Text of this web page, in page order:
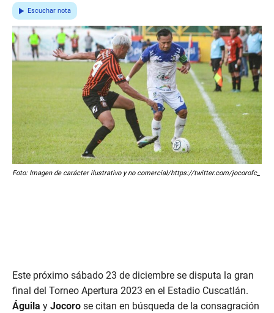
Escuchar nota
Foto: Imagen de carácter ilustrativo y no comercial/https://twitter.com/jocorofc_
Este próximo sábado 23 de diciembre se disputa la gran
final del Torneo Apertura 2023 en el Estadio Cuscatlán.
Águila y Jocoro se citan en búsqueda de la consagración